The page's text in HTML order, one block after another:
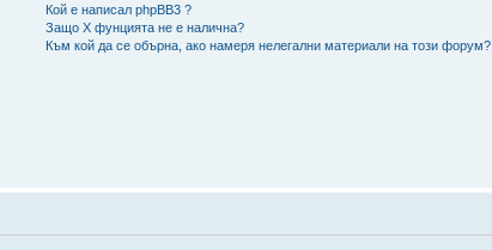
Кой е написал phpBB3 ?
Защо X фунцията не е налична?
Към кой да се обърна, ако намеря нелегални материали на този форум?